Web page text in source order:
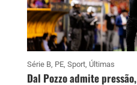
Série B, PE, Sport, Últimas
Dal Pozzo admite